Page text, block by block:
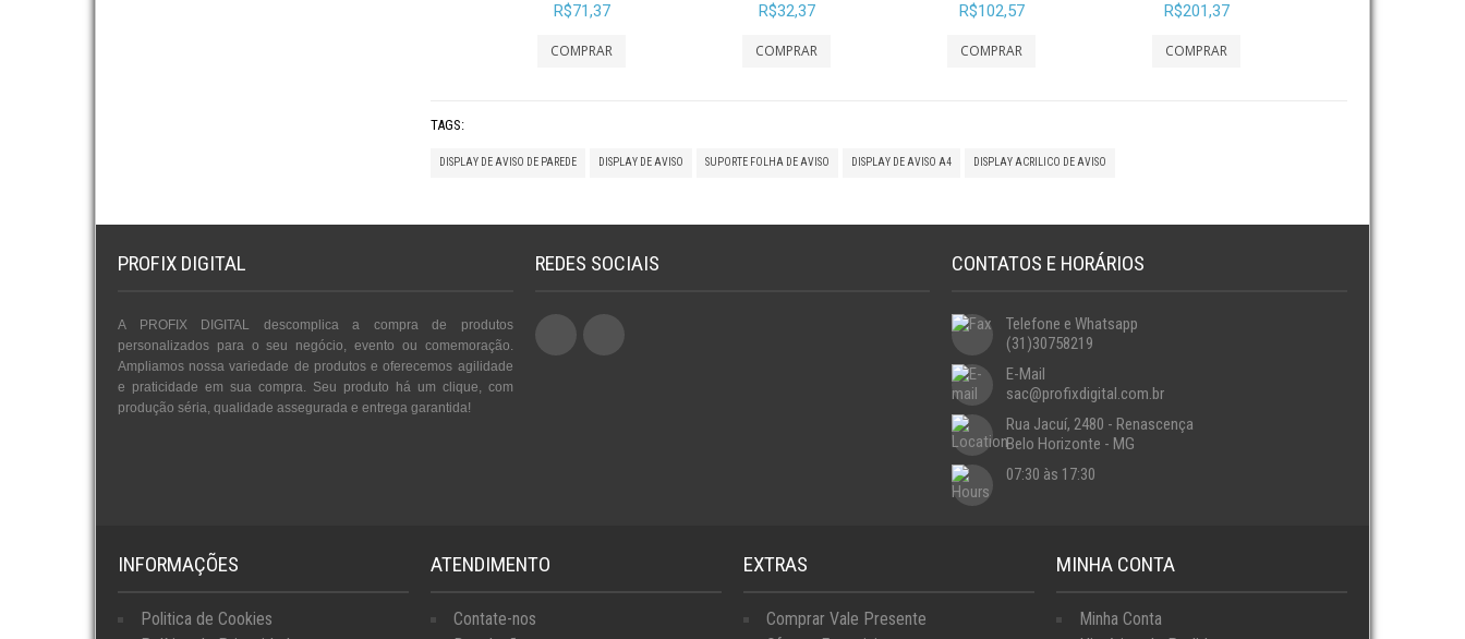
R$71,37 R$32,37 R$102,57 R$201,37
TAGS:
DISPLAY DE AVISO DE PAREDE DISPLAY DE AVISO SUPORTE FOLHA DE AVISO DISPLAY DE AVISO A4 DISPLAY ACRILICO DE AVISO
PROFIX DIGITAL
A PROFIX DIGITAL descomplica a compra de produtos
personalizados para o seu negócio, evento ou comemoração.
Ampliamos nossa variedade de produtos e oferecemos agilidade
e praticidade em sua compra. Seu produto há um clique, com
produção séria, qualidade assegurada e entrega garantida!
REDES SOCIAIS CONTATOS E HORÁRIOS
Telefone e Whatsapp
(31)30758219
E-Mail
sac@profixdigital.com.br
Rua Jacuí, 2480 - Renascença
Belo Horizonte - MG
07:30 às 17:30
INFORMAÇÕES
Politica de Cookies
ATENDIMENTO
Contate-nos
EXTRAS
Comprar Vale Presente
MINHA CONTA
Minha Conta